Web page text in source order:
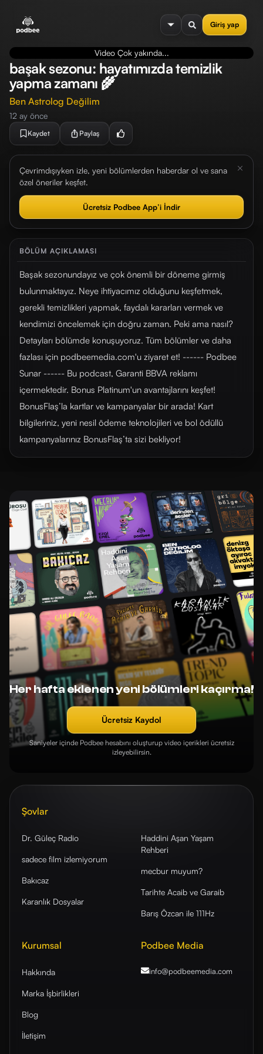
Giriş yap
menu
Video Çok yakında...
başak sezonu: hayatımızda temizlik
yapma zamanı 🌾
Ben Astrolog Değilim
12 ay önce
Kaydet Paylaş
Çevrimdışıyken izle, yeni bölümlerden haberdar ol ve sana
özel öneriler keşfet.
Ücretsiz Podbee App’i İndir
BÖLÜM AÇIKLAMASI
Başak sezonundayız ve çok önemli bir döneme girmiş
bulunmaktayız. Neye ihtiyacımız olduğunu keşfetmek,
gerekli temizlikleri yapmak, faydalı kararları vermek ve
kendimizi öncelemek için doğru zaman. Peki ama nasıl?
Detayları bölümde konuşuyoruz. Tüm bölümler ve daha
fazlası için ⁠podbeemedia.com⁠'u ziyaret et! ------ Podbee
Sunar ------ Bu podcast, Garanti BBVA reklamı
içermektedir. Bonus Platinum'un avantajlarını ⁠⁠⁠keşfet⁠⁠⁠!
⁠BonusFlaş’la kartlar ve kampanyalar bir arada!⁠ Kart
bilgileriniz, yeni nesil ödeme teknolojileri ve bol ödüllü
kampanyalarınız BonusFlaş’ta sizi bekliyor!
Her hafta eklenen yeni bölümleri kaçırma!
Ücretsiz Kaydol
Saniyeler içinde Podbee hesabını oluşturup video içerikleri ücretsiz
izleyebilirsin.
Şovlar
Dr. Güleç Radio
sadece film izlemiyorum
Bakıcaz
Karanlık Dosyalar
Haddini Aşan Yaşam
Rehberi
mecbur muyum?
Tarihte Acaib ve Garaib
Barış Özcan ile 111Hz
Kurumsal
Hakkında
Marka İşbirlikleri
Blog
İletişim
Podbee Media
info@podbeemedia.com